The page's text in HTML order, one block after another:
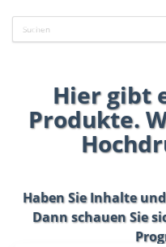
Hier gibt
Produkte.
Haben Sie Inhalte
Dann schauen Sie